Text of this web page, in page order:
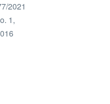
2021
1,